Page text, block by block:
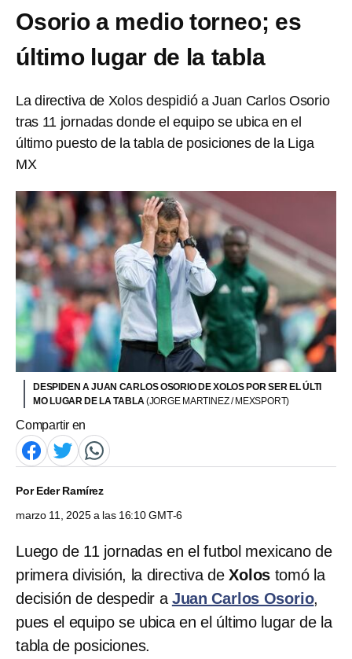
Osorio a medio torneo; es
último lugar de la tabla
La directiva de Xolos despidió a Juan Carlos Osorio
tras 11 jornadas donde el equipo se ubica en el
último puesto de la tabla de posiciones de la Liga
MX
DESPIDEN A JUAN CARLOS OSORIO DE XOLOS POR SER EL ÚLTI
MO LUGAR DE LA TABLA(JORGE MARTINEZ / MEXSPORT)
Compartir en
PorEder Ramírez
marzo 11, 2025 a las 16:10 GMT-6
Luego de 11 jornadas en el futbol mexicano de
primera división, la directiva deXolos tomó la
decisión de despedir a Juan Carlos Osorio,
pues el equipo se ubica en el último lugar de la
tabla de posiciones.